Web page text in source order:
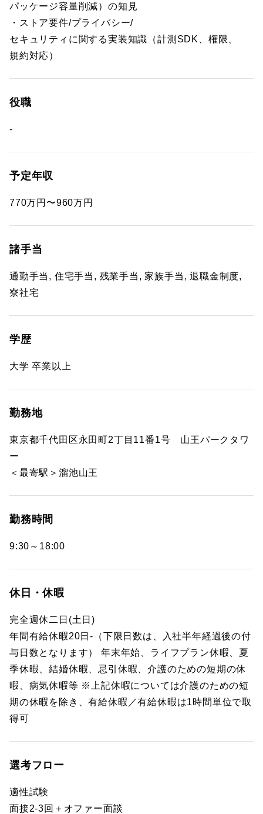
パッケージ容量削減）の知見
・ストア要件/プライバシー/
セキュリティに関する実装知識（計測SDK、権限、
規約対応）
役職
-
予定年収
770万円〜960万円
諸手当
通勤手当, 住宅手当, 残業手当, 家族手当, 退職金制度,
寮社宅
学歴
大学 卒業以上
勤務地
東京都千代田区永田町2丁目11番1号 山王パークタワ
ー
＜最寄駅＞溜池山王
勤務時間
9:30～18:00
休日・休暇
完全週休二日(土日)
年間有給休暇20日-（下限日数は、入社半年経過後の付
与日数となります） 年末年始、ライフプラン休暇、夏
季休暇、結婚休暇、忌引休暇、介護のための短期の休
暇、病気休暇等 ※上記休暇については介護のための短
期の休暇を除き、有給休暇／有給休暇は1時間単位で取
得可
選考フロー
適性試験
面接2-3回＋オファー面談